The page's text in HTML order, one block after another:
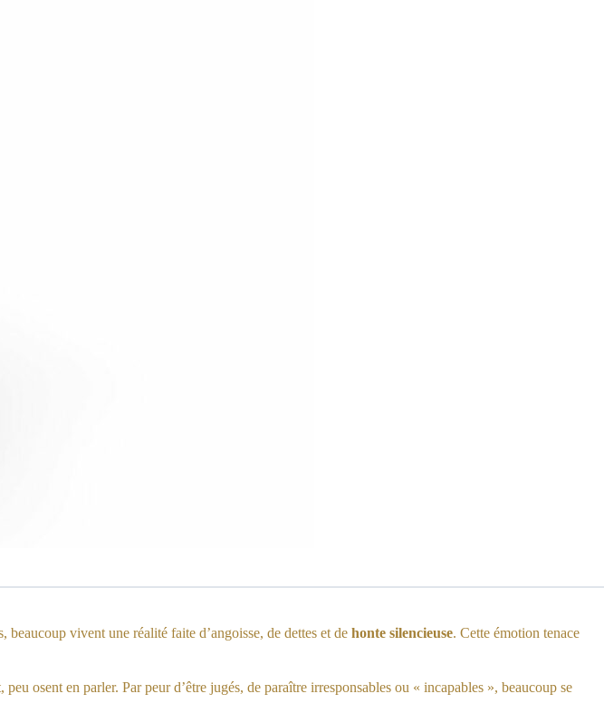
beaucoup vivent une réalité faite d’angoisse, de dettes et de honte silencieuse. Cette émotion tenace
osent en parler. Par peur d’être jugés, de paraître irresponsables ou « incapables », beaucoup se